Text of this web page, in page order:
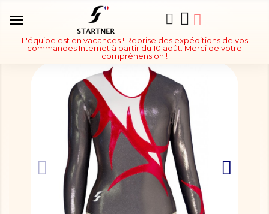
L'équipe est en vacances ! Reprise des expéditions de vos
commandes Internet à partir du 10 août. Merci de votre
compréhension !